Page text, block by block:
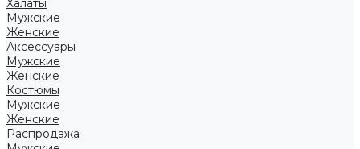
Халаты
Мужские
Женские
Аксессуары
Мужские
Женские
Костюмы
Мужские
Женские
Распродажа